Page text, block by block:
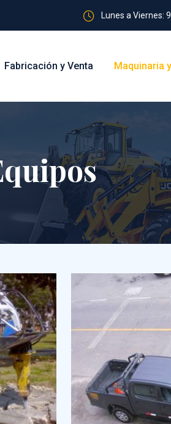
Lunes a Viernes:
Fabricación y Venta Maquinaria